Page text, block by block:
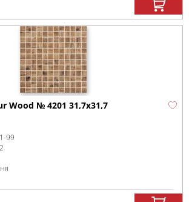
Wood № 4201 31,7x31,7
-99
2